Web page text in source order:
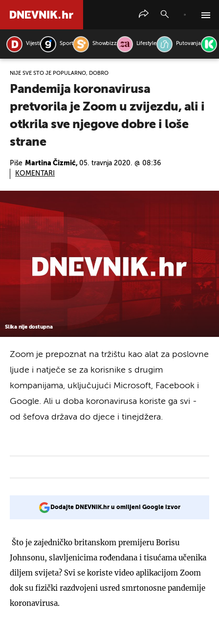
Vijesti Sport Showbizz Lifestyle Putovanja
NIJE SVE ŠTO JE POPULARNO, DOBRO
Pandemija koronavirusa
pretvorila je Zoom u zvijezdu, ali i
otkrila sve njegove dobre i loše
strane
Piše Martina Čizmić, 05. travnja 2020. @ 08:36
KOMENTARI
Slika nije dostupna
Zoom je prepoznat na tržištu kao alat za poslovne
ljude i natječe se za korisnike s drugim
kompanijama, uključujući Microsoft, Facebook i
Google. Ali u doba koronavirusa koriste ga svi -
od šefova država do djece i tinejdžera.
Dodajte DNEVNIK.hr u omiljeni Google izvor
Što je zajedničko britanskom premijeru Borisu
Johnsonu, slavljenicima rođendana i tisućama učenika
diljem svijeta? Svi se koriste video aplikacijom Zoom
dok su fizički razdvojeni usred smrtonosne pandemije
koronavirusa.
PRETRAŽITE VIJESTI